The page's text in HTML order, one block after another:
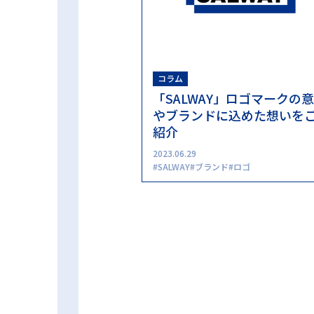
コラム
「SALWAY」ロゴマークの
やブランドに込めた想いを
紹介
2023.06.29
SALWAY ブランド ロゴ